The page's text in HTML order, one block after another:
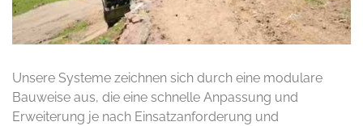
Unsere Systeme zeichnen sich durch eine modulare
Bauweise aus, die eine schnelle Anpassung und
Erweiterung je nach Einsatzanforderung und